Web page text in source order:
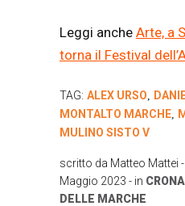
Leggi anche Arte, a
torna il Festival
TAG: ALEX URSO,
MONTALTO MARCHE,
MULINO SISTO V
scritto da Matteo Mattei
Maggio 2023 - in
DELLE MARCHE